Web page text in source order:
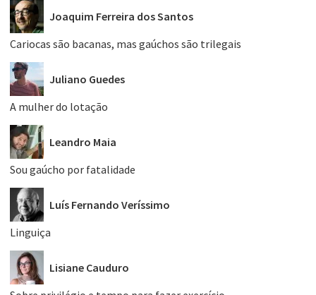
Joaquim Ferreira dos Santos
Cariocas são bacanas, mas gaúchos são trilegais
Juliano Guedes
A mulher do lotação
Leandro Maia
Sou gaúcho por fatalidade
Luís Fernando Veríssimo
Linguiça
Lisiane Cauduro